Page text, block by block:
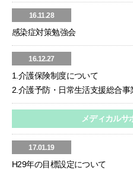
16.11.28
感染症対策勉強会
16.12.27
1.介護保険制度について
2.介護予防・日常生活支援総合
メディカルサ
17.01.19
H29年の目標設定について